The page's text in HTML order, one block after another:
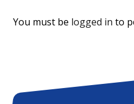
You must be logged in to